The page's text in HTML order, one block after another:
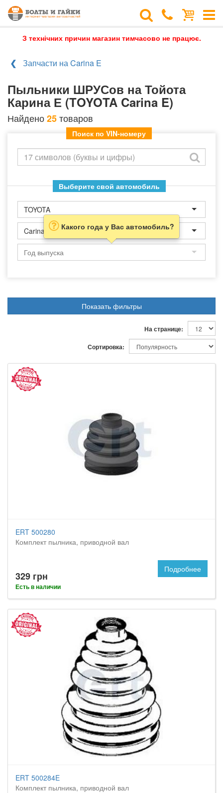
З технічних причин магазин тимчасово не працює.
Запчасти на Carina E
Пыльники ШРУСов на Тойота
Карина Е (TOYOTA Carina E)
Найдено25товаров
Поиск по VIN-номеру
Выберите свой автомобиль
TOYOTA
Carina E Какого года у Вас автомобиль?
Показать фильтры
На странице:
Сортировка:
ERT 500280
Комплект пылника, приводной вал
329 грн
Есть в наличии
Подробнее
ERT 500284E
Комплект пылника, приводной вал